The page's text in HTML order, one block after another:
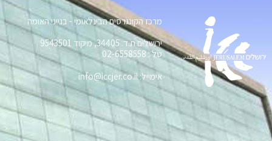
מרכז הקונגרסים הבינלאומי - בנייני האומה
ירושלים ת.ד. 34405, מיקוד 9543501
טל׳: 02-6558558
אימייל: info@iccjer.co.il